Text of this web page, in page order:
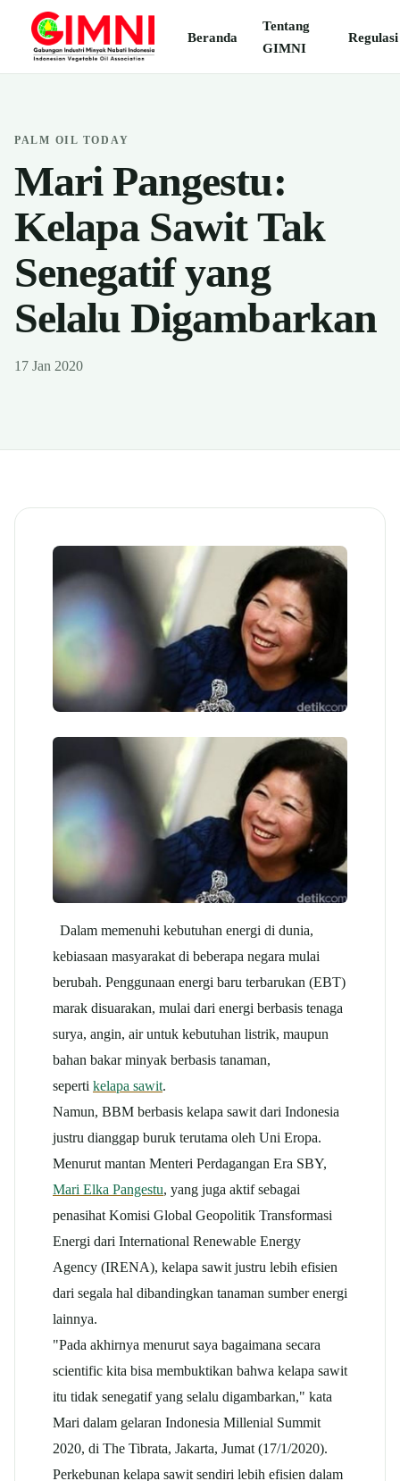
Beranda
Tentang
GIMNI
Regulasi
PALM OIL TODAY
Mari Pangestu:
Kelapa Sawit Tak
Senegatif yang
Selalu Digambarkan
17 Jan 2020
Dalam memenuhi kebutuhan energi di dunia,
kebiasaan masyarakat di beberapa negara mulai
berubah. Penggunaan energi baru terbarukan (EBT)
marak disuarakan, mulai dari energi berbasis tenaga
surya, angin, air untuk kebutuhan listrik, maupun
bahan bakar minyak berbasis tanaman,
seperti kelapa sawit.
Namun, BBM berbasis kelapa sawit dari Indonesia
justru dianggap buruk terutama oleh Uni Eropa.
Menurut mantan Menteri Perdagangan Era SBY,
Mari Elka Pangestu, yang juga aktif sebagai
penasihat Komisi Global Geopolitik Transformasi
Energi dari International Renewable Energy
Agency (IRENA), kelapa sawit justru lebih efisien
dari segala hal dibandingkan tanaman sumber energi
lainnya.
"Pada akhirnya menurut saya bagaimana secara
scientific kita bisa membuktikan bahwa kelapa sawit
itu tidak senegatif yang selalu digambarkan," kata
Mari dalam gelaran Indonesia Millenial Summit
2020, di The Tibrata, Jakarta, Jumat (17/1/2020).
Perkebunan kelapa sawit sendiri lebih efisien dalam